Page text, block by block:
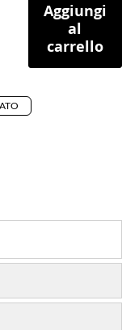
Aggiungi
al
carrello